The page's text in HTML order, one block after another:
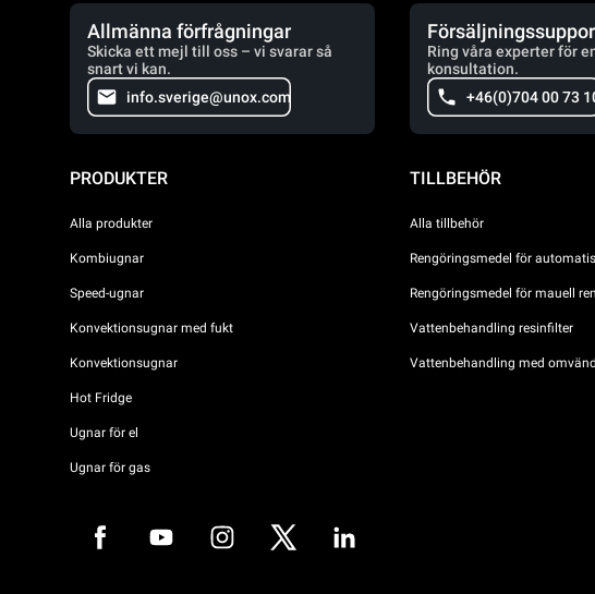
Allmänna förfrågningar
Skicka ett mejl till oss – vi svarar så
snart vi kan.
info.sverige@unox.com
Ring våra experter för
konsultation.
+46(0)704 00 73
PRODUKTER
Alla produkter
Kombiugnar
Speed-ugnar
Konvektionsugnar med fukt
Konvektionsugnar
Hot Fridge
Ugnar för el
Ugnar för gas
TILLBEHÖR
Alla tillbehör
Rengöringsmedel för
Rengöringsmedel för mauell
Vattenbehandling resinfilter
Vattenbehandling med